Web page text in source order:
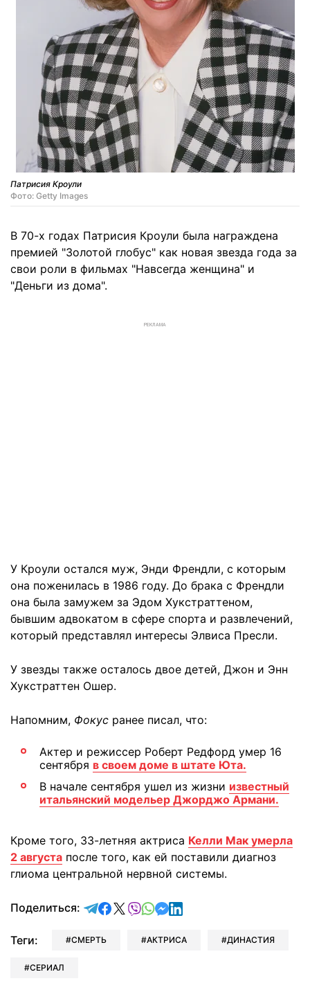
Патрисия Кроули
Фото: Getty Images
В 70-х годах Патрисия Кроули была награждена
премией "Золотой глобус" как новая звезда года за
свои роли в фильмах "Навсегда женщина" и
"Деньги из дома".
РЕКЛАМА
У Кроули остался муж, Энди Френдли, с которым
она поженилась в 1986 году. До брака с Френдли
она была замужем за Эдом Хукстраттеном,
бывшим адвокатом в сфере спорта и развлечений,
который представлял интересы Элвиса Пресли.
У звезды также осталось двое детей, Джон и Энн
Хукстраттен Ошер.
Напомним, Фокус ранее писал, что:
Актер и режиссер Роберт Редфорд умер 16
сентября в своем доме в штате Юта.
В начале сентября ушел из жизни известный
итальянский модельер Джорджо Армани.
Кроме того, 33-летняя актриса Келли Мак умерла
2 августа после того, как ей поставили диагноз
глиома центральной нервной системы.
Поделиться: отправить в Telegram
поделиться в Facebook
поделиться в X
отправить в Viber
отправить в Whatsapp
отправить в Messenger
отправить в LinkedIn
Теги: СМЕРТЬ АКТРИСА ДИНАСТИЯ
СЕРИАЛ